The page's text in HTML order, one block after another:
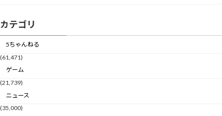
カテゴリ
5ちゃんねる
(61,471)
ゲーム
(21,739)
ニュース
(35,000)